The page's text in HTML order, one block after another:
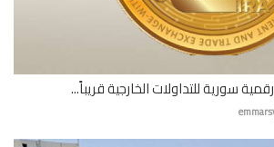
للتداولات الخارجية قريباً...